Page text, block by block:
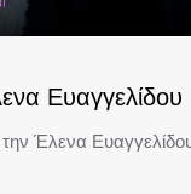
Ευαγγελίδου
Έλενα